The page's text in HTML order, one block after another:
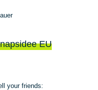
EU
your friends: